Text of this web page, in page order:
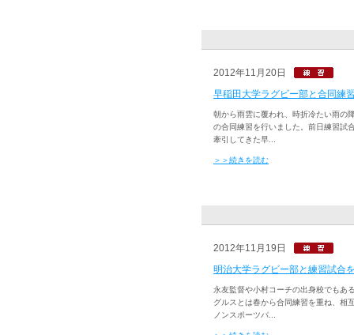
2012年11月20日
早稲田大学ラグビー部と合同練
朝から雨雲に覆われ、時折冷たい雨の
の合同練習を行いました。前日練習試
牽引してきた早...
＞＞続きを読む
2012年11月19日
明治大学ラグビー部と練習試合
永友監督や小村コーチの出身校でもあ
グルスとは春から合同練習を重ね、相
ノンスポーツパ...